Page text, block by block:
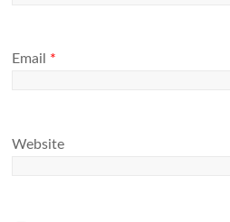
Email *
Website